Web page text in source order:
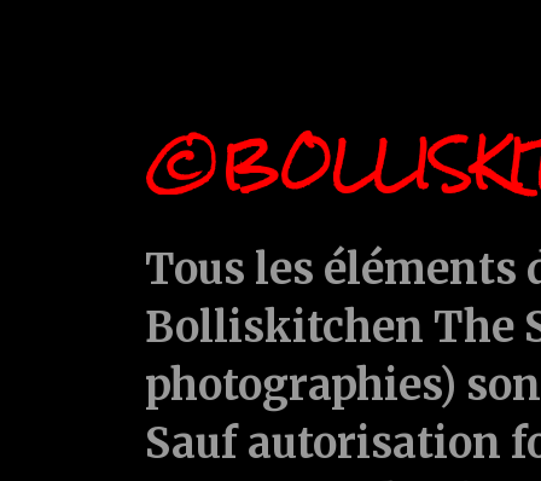
Tous les
Bolliskitchen The
photographies)
Sauf autorisation